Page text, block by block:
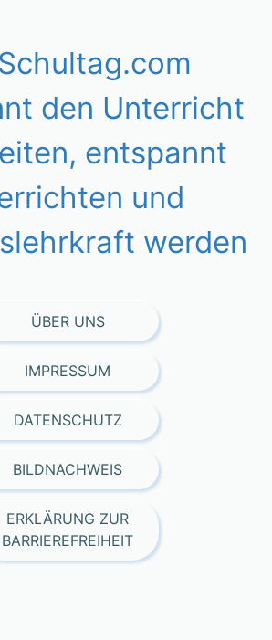
den Unterricht
entspannt
und
werden
ÜBER UNS
IMPRESSUM
DATENSCHUTZ
BILDNACHWEIS
ERKLÄRUNG ZUR
BARRIEREFREIHEIT